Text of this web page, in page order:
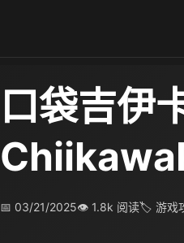
口袋吉伊
📅 03/21/2025👁 1.8k 阅读🏷 游戏